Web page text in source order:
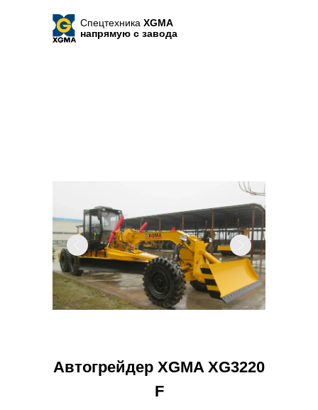
Спецтехника XGMA
напрямую с завода
Автогрейдер XGMA XG3220
F